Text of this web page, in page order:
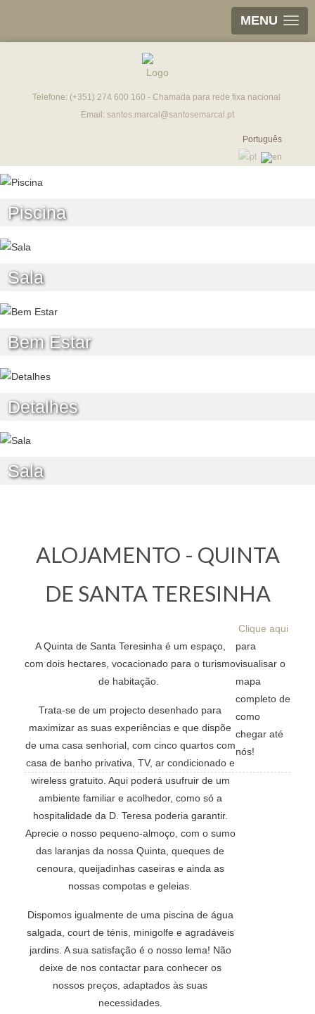
MENU
Telefone: (+351) 274 600 160 - Chamada para rede fixa nacional
Email: santos.marcal@santosemarcal.pt
Português
Piscina
Sala
Bem Estar
Detalhes
Sala
ALOJAMENTO - QUINTA
DE SANTA TERESINHA
A Quinta de Santa Teresinha é um espaço,
com dois hectares, vocacionado para o turismo
de habitação.
Trata-se de um projecto desenhado para
maximizar as suas experiências e que dispõe
de uma casa senhorial, com cinco quartos com
casa de banho privativa, TV, ar condicionado e
wireless gratuito. Aqui poderá usufruir de um
ambiente familiar e acolhedor, como só a
hospitalidade da D. Teresa poderia garantir.
Aprecie o nosso pequeno-almoço, com o sumo
das laranjas da nossa Quinta, queques de
cenoura, queijadinhas caseiras e ainda as
nossas compotas e geleias.
Dispomos igualmente de uma piscina de água
salgada, court de ténis, minigolfe e agradáveis
jardins. A sua satisfação é o nosso lema! Não
deixe de nos contactar para conhecer os
nossos preços, adaptados às suas
necessidades.
Clique aqui
para
visualisar o
mapa
completo de
como
chegar até
nós!